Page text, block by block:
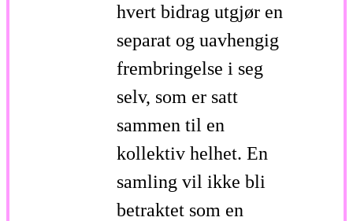
hvert bidrag utgjør en
separat og uavhengig
frembringelse i seg
selv, som er satt
sammen til en
kollektiv helhet. En
samling vil ikke bli
betraktet som en